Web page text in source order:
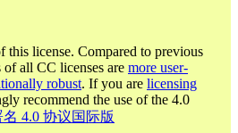
this license. Compared to previous
of all CC licenses are more user-
robust. If you are licensing
recommend the use of the 4.0
名 4.0 协议国际版